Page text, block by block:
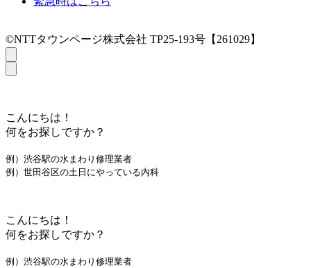
©NTTタウンページ株式会社 TP25-193号【261029】
こんにちは！
何をお探しですか？
例）渋谷駅の水まわり修理業者
例）世田谷区の土日にやっている内科
こんにちは！
何をお探しですか？
例）渋谷駅の水まわり修理業者